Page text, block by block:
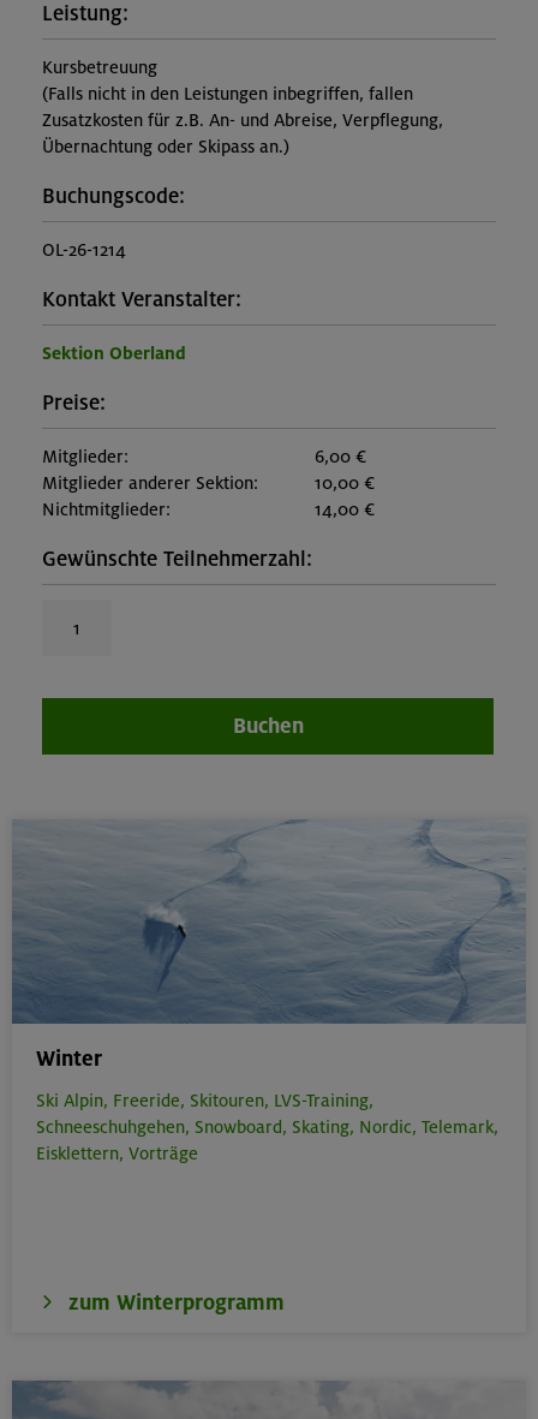
Leistung:
Kursbetreuung
(Falls nicht in den Leistungen inbegriffen, fallen
Zusatzkosten für z.B. An- und Abreise, Verpflegung,
Übernachtung oder Skipass an.)
Buchungscode:
OL-26-1214
Kontakt Veranstalter:
Sektion Oberland
Preise:
Mitglieder:
6,00 €
Mitglieder anderer Sektion:
10,00 €
Nichtmitglieder:
14,00 €
Gewünschte Teilnehmerzahl:
Buchen
Winter
Ski Alpin, Freeride, Skitouren, LVS-Training,
Schneeschuhgehen, Snowboard, Skating, Nordic, Telemark,
Eisklettern, Vorträge
zum Winterprogramm